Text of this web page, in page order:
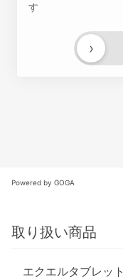
す
›
Powered by GOGA
取り扱い商品
エクエルタブレット